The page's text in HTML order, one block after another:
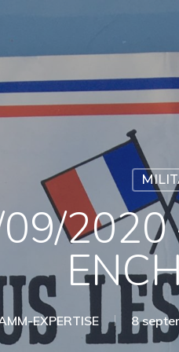
2020
EXPERTISE 8